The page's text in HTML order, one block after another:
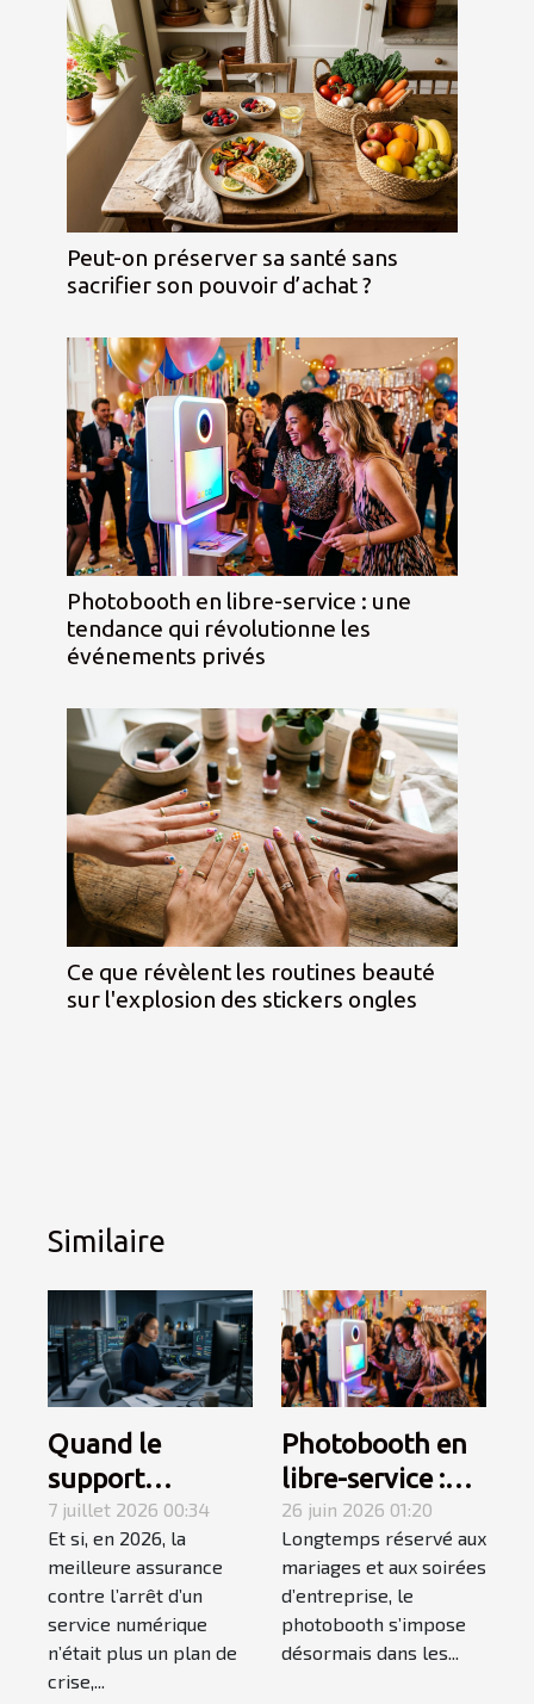
Peut-on préserver sa santé sans
sacrifier son pouvoir d’achat ?
Photobooth en libre-service : une
tendance qui révolutionne les
événements privés
Ce que révèlent les routines beauté
sur l'explosion des stickers ongles
Similaire
Quand le
support
technique
devient le
maillon fort du
monitoring
proactif
7 juillet 2026 00:34
Et si, en 2026, la
meilleure assurance
contre l’arrêt d’un
service numérique
n’était plus un plan de
crise,...
Photobooth en
libre-service :
une tendance
qui
révolutionne les
événements
privés
26 juin 2026 01:20
Longtemps réservé aux
mariages et aux soirées
d’entreprise, le
photobooth s’impose
désormais dans les...